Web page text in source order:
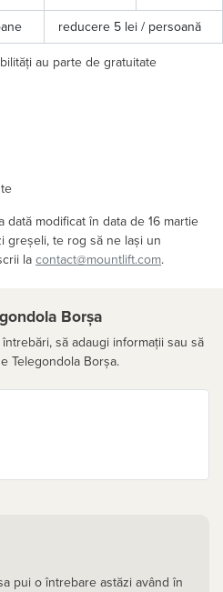
reducere 5 lei / persoană
au parte de gratuitate
dată modificat în data de 16 martie
greșeli, te rog să ne lași un
la contact@mountlift.com.
Borșa
să adaugi informații sau să
Telegondola Borșa.
pui o întrebare astăzi având în